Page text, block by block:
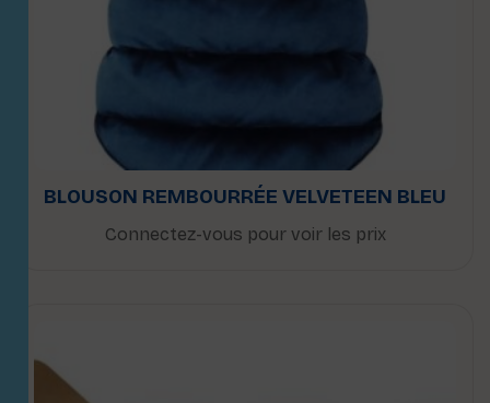
BLOUSON REMBOURRÉE VELVETEEN BLEU
Connectez-vous pour voir les prix